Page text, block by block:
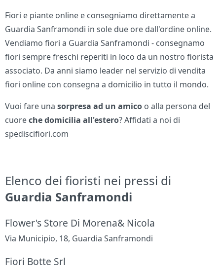
Fiori e piante online e consegniamo direttamente a
Guardia Sanframondi in sole due ore dall'ordine online.
Vendiamo fiori a Guardia Sanframondi - consegnamo
fiori sempre freschi reperiti in loco da un nostro fiorista
associato. Da anni siamo leader nel servizio di vendita
fiori online con consegna a domicilio in tutto il mondo.
Vuoi fare unasorpresa ad un amico o alla persona del
cuoreche domicilia all'estero? Affidati a noi di
spediscifiori.com
Elenco dei fioristi nei pressi di
Guardia Sanframondi
Flower's Store Di Morena& Nicola
Via Municipio, 18, Guardia Sanframondi
Fiori Botte Srl